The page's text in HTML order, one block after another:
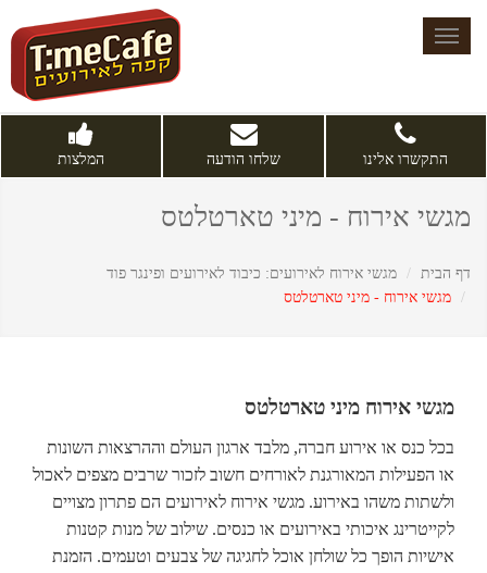
Toggle
התקשרו אלינו שלחו הודעה המלצות
מגשי אירוח - מיני טארטלטס
דף הבית
מגשי אירוח לאירועים: כיבוד לאירועים ופינגר פוד
מגשי אירוח - מיני טארטלטס
מגשי אירוח מיני טארטלטס
בכל כנס או אירוע חברה, מלבד ארגון העולם וההרצאות השונות
או הפעילות המאורגנת לאורחים חשוב לזכור שרבים מצפים לאכול
ולשתות משהו באירוע. מגשי אירוח לאירועים הם פתרון מצויים
לקייטרינג איכותי באירועים או כנסים. שילוב של מנות קטנות
אישיות הופך כל שולחן אוכל לחגיגה של צבעים וטעמים. הזמנת